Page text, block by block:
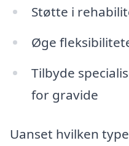
Støtte i
Øge
Tilbyde
for gravide
Uanset hvilken